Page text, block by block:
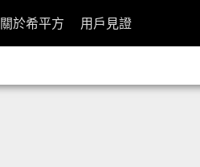
關於希平方 用戶見證